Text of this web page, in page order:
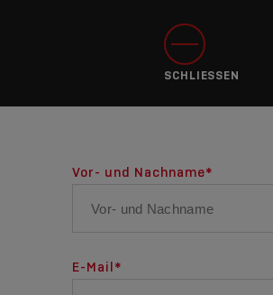
SCHLIESSEN
Vor- und Nachname*
E-Mail*